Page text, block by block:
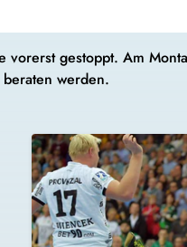
vorerst gestoppt. Am
werden.